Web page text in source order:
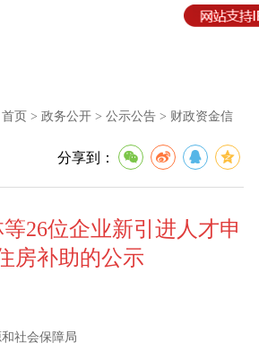
首页 > 政务公开 > 公示公告 > 财政资金信
分享到：
26位企业新引进人才申
房补助的公示
社会保障局